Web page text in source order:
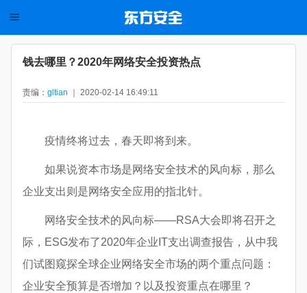
钱去哪里？2020年网络安全投资热点
责编： gltian ｜ 2020-02-14 16:49:11
疫情终将过去，春天即将到来。
如果说资本市场是网络安全技术的风向标，那么
企业支出则是网络安全应用的指北针。
网络安全技术的风向标——RSA大会即将召开之
际，ESG发布了2020年企业IT支出调查报告，从中我
们试图窥探全球企业网络安全市场的两个重点问题：
企业安全预算是否增加？以及投资重点在哪里？